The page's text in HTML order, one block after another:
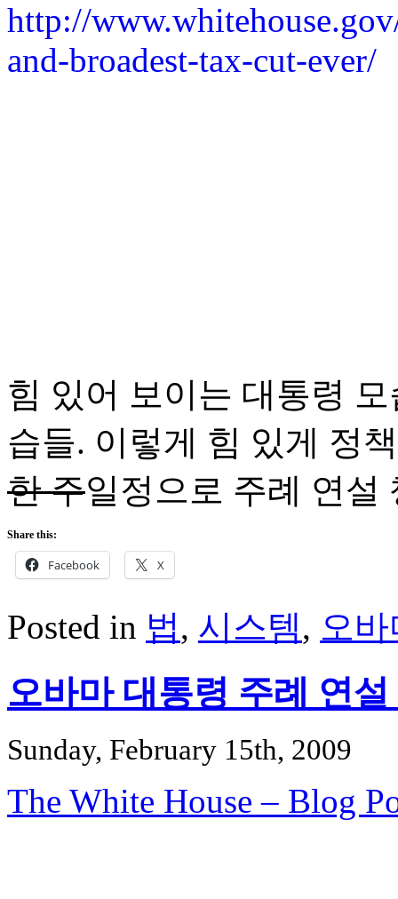
http://
and-broadest-tax-cut-ever/
힘 있어 보이는 대통령
습들. 이렇게 힘 있게 정
한 주일정으로 주례 연설
Share this:
Facebook X
Posted in 법, 시스템, 오
오바마 대통령 주례 연설
Sunday, February 15th, 2009
The White House – Blog